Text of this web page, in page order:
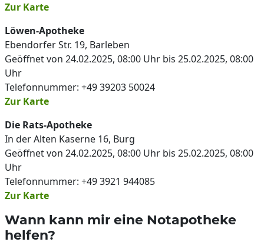
Zur Karte
Löwen-Apotheke
Ebendorfer Str. 19, Barleben
Geöffnet von 24.02.2025, 08:00 Uhr bis 25.02.2025, 08:00
Uhr
Telefonnummer: +49 39203 50024
Zur Karte
Die Rats-Apotheke
In der Alten Kaserne 16, Burg
Geöffnet von 24.02.2025, 08:00 Uhr bis 25.02.2025, 08:00
Uhr
Telefonnummer: +49 3921 944085
Zur Karte
Wann kann mir eine Notapotheke
helfen?